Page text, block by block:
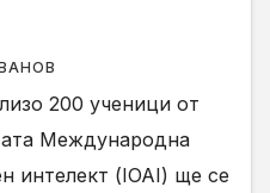
200 ученици от
Международна
интелект (IOAI) ще се